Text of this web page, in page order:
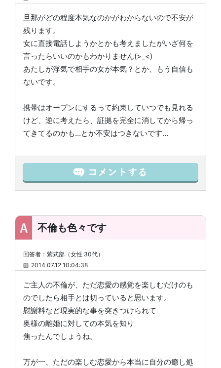
旦那がどの程度本気なのかがわからないので不安が
残ります。
女に直接電話しようかとかも考えましたがいざ何を
言ったらいいのかもわかりません(>_<)
あたしが浮気で相手の女が本気？とか、もう自信も
ないです。
携帯はオープンにするって約束していつでも見れる
けど、逆に考えたら、証拠を完全に消してから帰っ
てきてるのかも…とか不安はつきないです…
不倫も色々です
回答者：紫式部（女性 30代）
2014.07.12 10:04:38
ご主人の不倫が、ただ恋愛の感覚を楽しむだけのも
のでしたら相手とは切っていると思います。
慰謝料など現実的な事を突きつけられて
奥様の離婚に対しての本気を知り
焦ったんでしょうね。
万が一、ただの楽しむ恋愛から本当に自分の癒し処